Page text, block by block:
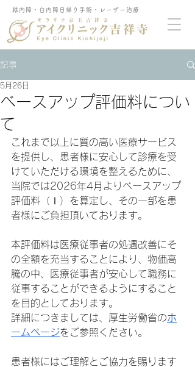
緑内障・白内障日帰り手術・レーザー治療
記事
ベースアップ評価料につい
て
5月26日
これまで以上に質の高い医療サービス
を提供し、患者様に安心して診療を受
けていただける環境を整えるために、
当院では2026年4月よりベースアップ
評価料（Ⅰ）を算定し、その一部を患
者様にご負担頂いております。
本評価料は医療従事者の処遇改善にそ
の全額を充当することにより、物価高
騰の中、医療従事者が安心して職務に
従事することができるようにすること
を目的としております。
詳細につきましては、厚生労働省のホ
ームページをご参照ください。
患者様にはご理解とご協力を賜ります